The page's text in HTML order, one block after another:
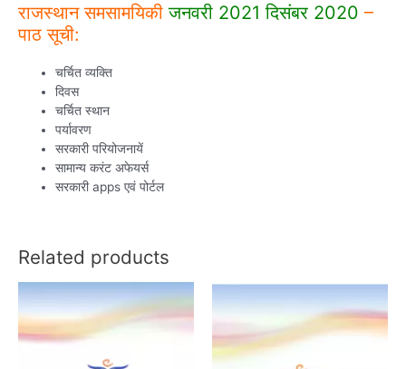
राजस्थान समसामयिकीजनवरी 2021 दिसंबर 2020 –
पाठ सूची:
चर्चित व्यक्ति
दिवस
चर्चित स्थान
पर्यावरण
सरकारी परियोजनायें
सामान्य करंट अफेयर्स
सरकारी apps एवं पोर्टल
Related products